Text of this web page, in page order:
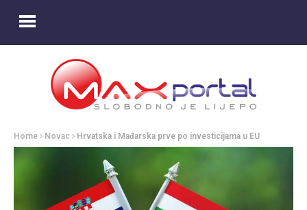
Home Novac Hrvatska i Mađarska prve po investicijama u EU